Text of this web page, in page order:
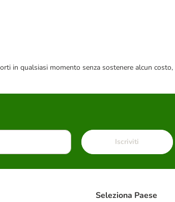
in qualsiasi momento senza sostenere alcun
Iscriviti
Seleziona Paese